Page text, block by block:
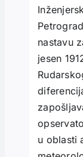
nastavu
jesen
u oblasti